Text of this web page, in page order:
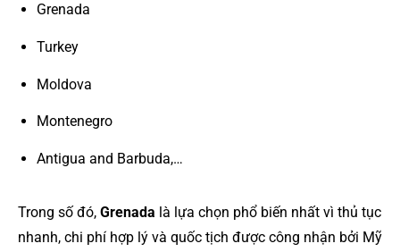
Grenada
Turkey
Moldova
Montenegro
Antigua and Barbuda,…
Trong số đó, Grenada là lựa chọn phổ biến nhất vì thủ tục
nhanh, chi phí hợp lý và quốc tịch được công nhận bởi Mỹ